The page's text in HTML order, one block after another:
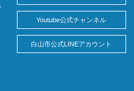
Youtube公式チャンネル
白山市公式LINEアカウント